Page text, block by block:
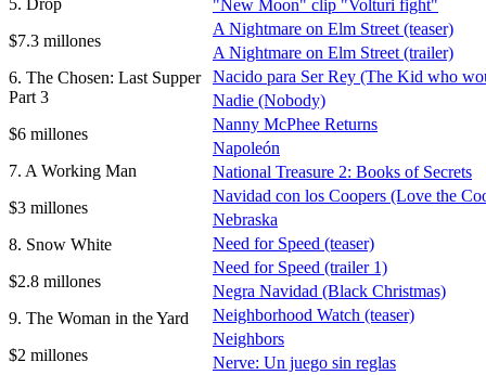
$7.3 millones
6. The Chosen: Last Supper
Part 3
$6 millones
7. A Working Man
$3 millones
8. Snow White
$2.8 millones
9. The Woman in the Yard
$2 millones
"New Moon" clip "Volturi fight"
A Nightmare on Elm Street (teaser)
A Nightmare on Elm Street (trailer)
Nacido para Ser Rey (The Kid who
Nadie (Nobody)
Nanny McPhee Returns
Napoleón
National Treasure 2: Books of Secrets
Navidad con los Coopers (Love the
Nebraska
Need for Speed (teaser)
Need for Speed (trailer 1)
Negra Navidad (Black Christmas)
Neighborhood Watch (teaser)
Neighbors
Nerve: Un juego sin reglas